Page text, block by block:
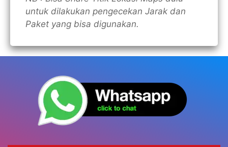
untuk dilakukan pengecekan Jarak dan
Paket yang bisa digunakan.